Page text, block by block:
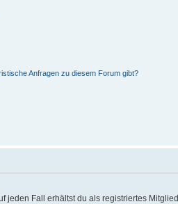
Anfragen zu diesem Forum gibt?
jeden Fall erhältst du als registriertes Mitglied